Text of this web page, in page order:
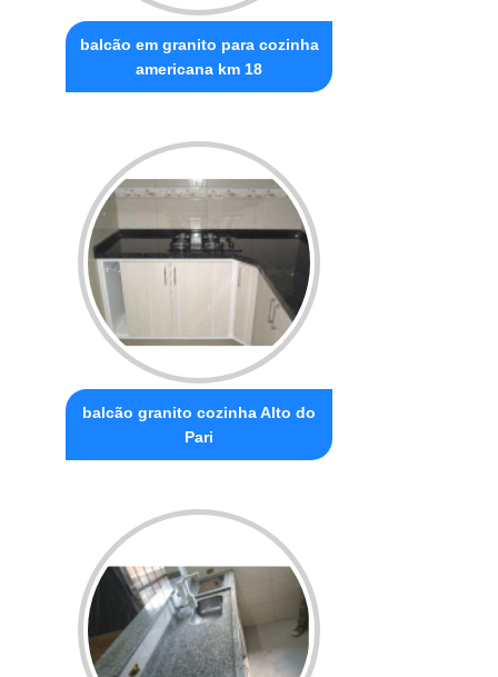
balcão em granito para cozinha
americana km 18
balcão granito cozinha Alto do
Pari